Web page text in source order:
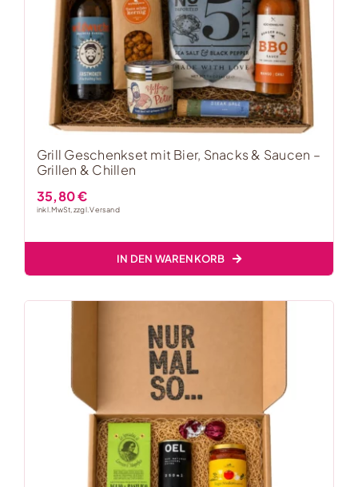
Grill Geschenkset mit Bier, Snacks & Saucen –
Grillen & Chillen
35,80€
inkl. MwSt, zzgl.Versand
IN DEN WARENKORB